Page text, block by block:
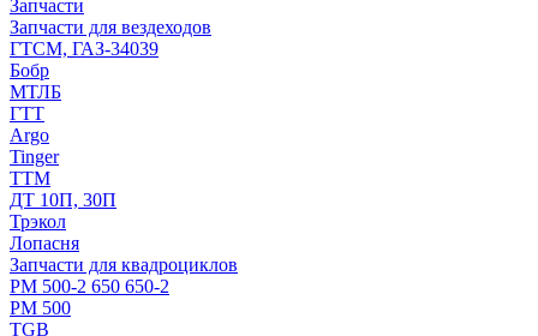
Запчасти
Запчасти для вездеходов
ГТСМ, ГАЗ-34039
Бобр
МТЛБ
ГТТ
Argo
Tinger
ТТМ
ДТ 10П, 30П
Трэкол
Лопасня
Запчасти для квадроциклов
РМ 500-2 650 650-2
РМ 500
TGB